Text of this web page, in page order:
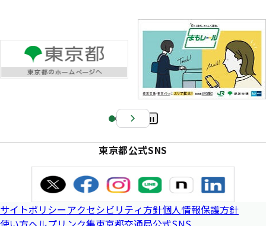
Pa
e
東京都公式SNS
サイトポリシーアクセシビリティ方針個人情報保護方針